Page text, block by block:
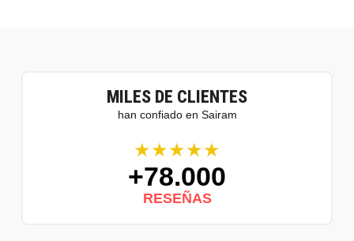
MILES DE CLIENTES
han confiado en Sairam
★★★★★
+78.000
RESEÑAS